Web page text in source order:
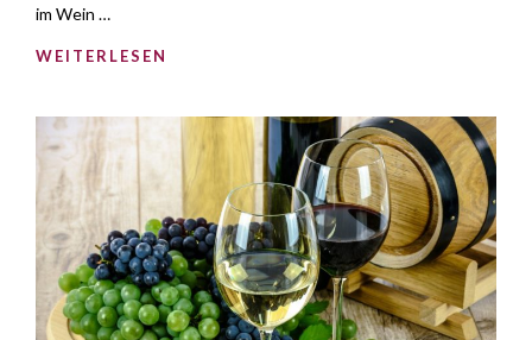
im Wein …
WEITERLESEN